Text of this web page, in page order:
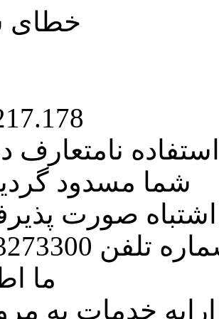
خطای
شما مسدود
اشتباه صورت
ما
خدمات به